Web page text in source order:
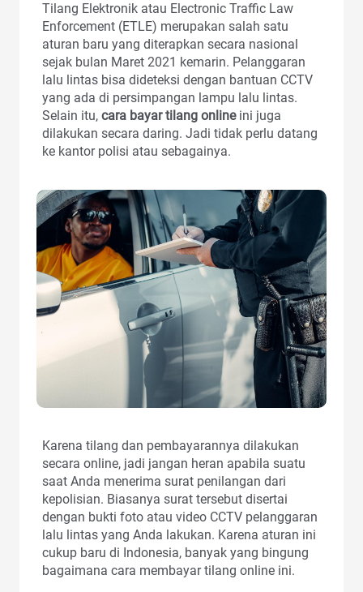
Tilang Elektronik atau Electronic Traffic Law
Enforcement (ETLE) merupakan salah satu
aturan baru yang diterapkan secara nasional
sejak bulan Maret 2021 kemarin. Pelanggaran
lalu lintas bisa dideteksi dengan bantuan CCTV
yang ada di persimpangan lampu lalu lintas.
Selain itu, cara bayar tilang onlineini juga
dilakukan secara daring. Jadi tidak perlu datang
ke kantor polisi atau sebagainya.
Karena tilang dan pembayarannya dilakukan
secara online, jadi jangan heran apabila suatu
saat Anda menerima surat penilangan dari
kepolisian. Biasanya surat tersebut disertai
dengan bukti foto atau video CCTV pelanggaran
lalu lintas yang Anda lakukan. Karena aturan ini
cukup baru di Indonesia, banyak yang bingung
bagaimana cara membayar tilang online ini.